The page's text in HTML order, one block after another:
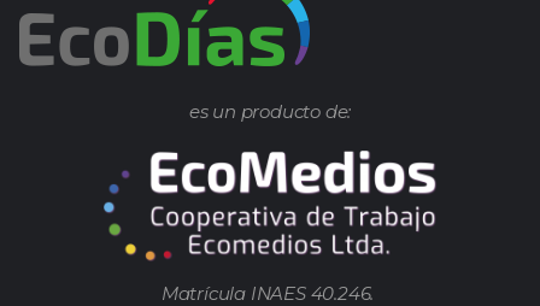
es un producto de:
Matrícula INAES 40.246.